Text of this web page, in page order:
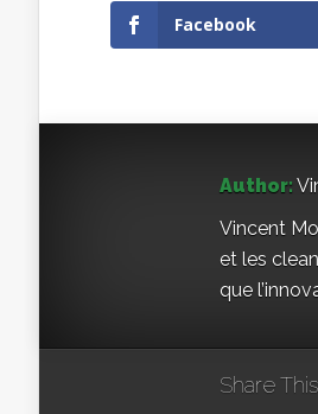
Facebook
Author:
Vincent
et les
que
Share